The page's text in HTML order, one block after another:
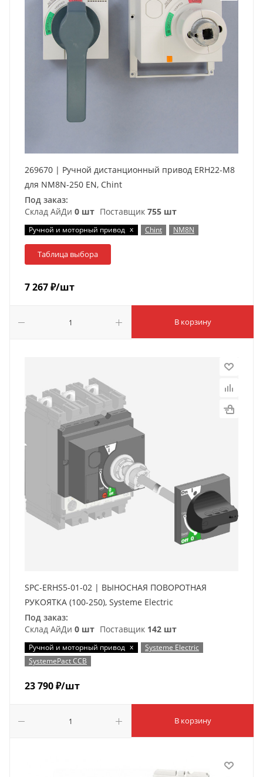
269670 | Ручной дистанционный привод ERH22-M8
для NM8N-250 EN, Chint
Под заказ:
Склад АйДи 0 шт Поставщик 755 шт
Ручной и моторный привод x Chint NM8N
Таблица выбора
7 267₽/шт
В корзину
SPC-ERHS5-01-02 | ВЫНОСНАЯ ПОВОРОТНАЯ
РУКОЯТКА (100-250), Systeme Electric
Под заказ:
Склад АйДи 0 шт Поставщик 142 шт
Ручной и моторный привод x
Systeme Electric
SystemePact ССВ
23 790₽/шт
В корзину